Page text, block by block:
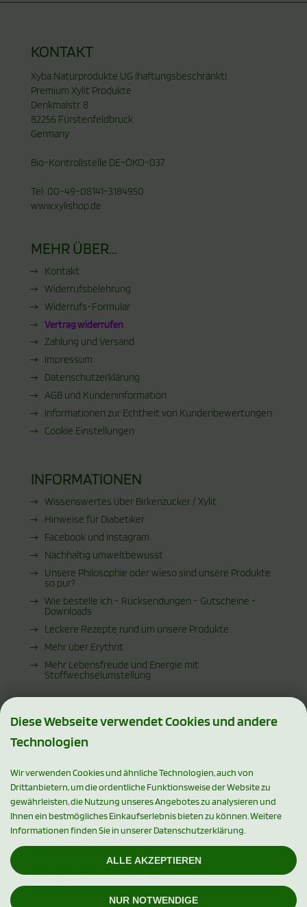
KONTAKT
Xyba Naturprodukte UG (haftungsbeschränkt)
Premium Xylit Produkte
Denkmalstr. 8
82256 Fürstenfeldbruck
Germany
Bio-Kontrollstelle DE-ÖKO-037
Tel: 00-49-08141-3184950
www.xylishop.de
MEHR ÜBER...
Kontakt
Widerrufsbelehrung
Widerrufs-Formular
Vertrag widerrufen
Zahlung und Versand
Impressum
Datenschutzerklärung
AGB und Kundeninformation
Informationen zur Echtheit von Kundenbewertungen
Cookie Einstellungen
INFORMATIONEN
Wissenswertes über Birkenzucker / Xylit
Hinweise für Diabetiker
Facebook und Instagram
Nachhaltig umweltbewusst
Unsere Philosophie oder wieso sind unsere Produkte
so pur?
Wie bestelle ich - Rücksendungen - Gutscheine -
Downloads
Leckere Rezepte rund um unsere Produkte
Mehr über Erythrit
Mehr Lebensfreude und Energie mit
Stoffwechselumstellung
ZAHLUNGSMETHODEN
SOCIAL MEDIA
Diese Webseite verwendet Cookies und andere
Technologien
Wir verwenden Cookies und ähnliche Technologien, auch von
Drittanbietern, um die ordentliche Funktionsweise der Website zu
gewährleisten, die Nutzung unseres Angebotes zu analysieren und
Ihnen ein bestmögliches Einkaufserlebnis bieten zu können. Weitere
Informationen finden Sie in unserer Datenschutzerklärung.
ALLE AKZEPTIEREN
NUR NOTWENDIGE